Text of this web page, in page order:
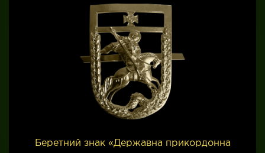
Беретний знак «Державна прикордонна